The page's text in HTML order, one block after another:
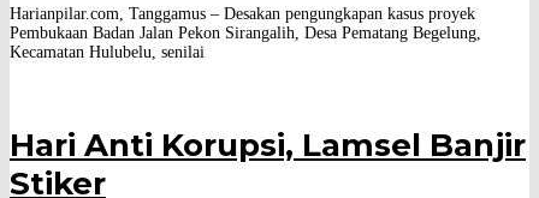
Harianpilar.com, Tanggamus – Desakan pengungkapan kasus proyek
Pembukaan Badan Jalan Pekon Sirangalih, Desa Pematang Begelung,
Kecamatan Hulubelu, senilai
Hari Anti Korupsi, Lamsel Banjir
Stiker